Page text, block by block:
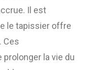
Il est
le tapissier offre
Ces
la vie du